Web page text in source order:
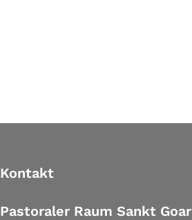
Kontakt
Pastoraler Raum Sankt Goar